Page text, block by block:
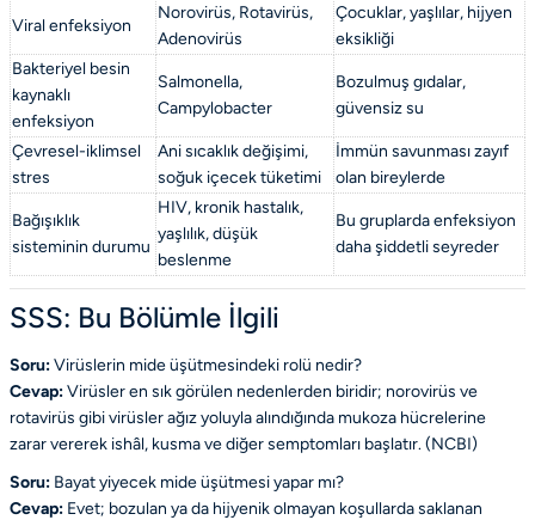
Viral enfeksiyon
Norovirüs, Rotavirüs,
Adenovirüs
Çocuklar, yaşlılar, hijyen
eksikliği
Bakteriyel besin
kaynaklı
enfeksiyon
Salmonella,
Campylobacter
Bozulmuş gıdalar,
güvensiz su
Çevresel-iklimsel
stres
Ani sıcaklık değişimi,
soğuk içecek tüketimi
İmmün savunması zayıf
olan bireylerde
Bağışıklık
sisteminin durumu
HIV, kronik hastalık,
yaşlılık, düşük
beslenme
Bu gruplarda enfeksiyon
daha şiddetli seyreder
SSS: Bu Bölümle İlgili
Soru:Virüslerin mide üşütmesindeki rolü nedir?
Cevap:Virüsler en sık görülen nedenlerden biridir; norovirüs ve
rotavirüs gibi virüsler ağız yoluyla alındığında mukoza hücrelerine
zarar vererek ishâl, kusma ve diğer semptomları başlatır. (NCBI)
Soru: Bayat yiyecek mide üşütmesi yapar mı?
Cevap: Evet; bozulan ya da hijyenik olmayan koşullarda saklanan